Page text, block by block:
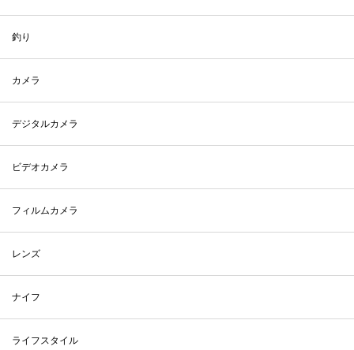
釣り
カメラ
デジタルカメラ
ビデオカメラ
フィルムカメラ
レンズ
ナイフ
ライフスタイル